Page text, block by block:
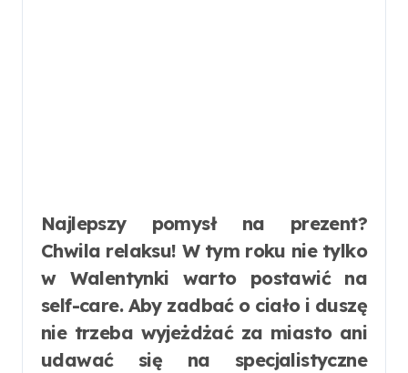
Najlepszy pomysł na prezent?
Chwila relaksu! W tym roku nie tylko
w Walentynki warto postawić na
self-care. Aby zadbać o ciało i duszę
nie trzeba wyjeżdżać za miasto ani
udawać się na specjalistyczne